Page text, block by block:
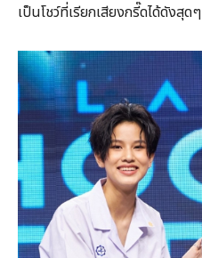
เป็นโชว์ที่เรียกเสียงกรี๊ดได้ดังสุดๆ